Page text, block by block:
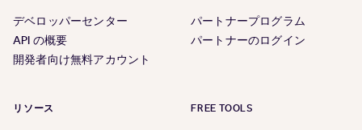
デベロッパーセンター
API の概要
開発者向け無料アカウント
パートナープログラム
パートナーのログイン
リソース FREE TOOLS